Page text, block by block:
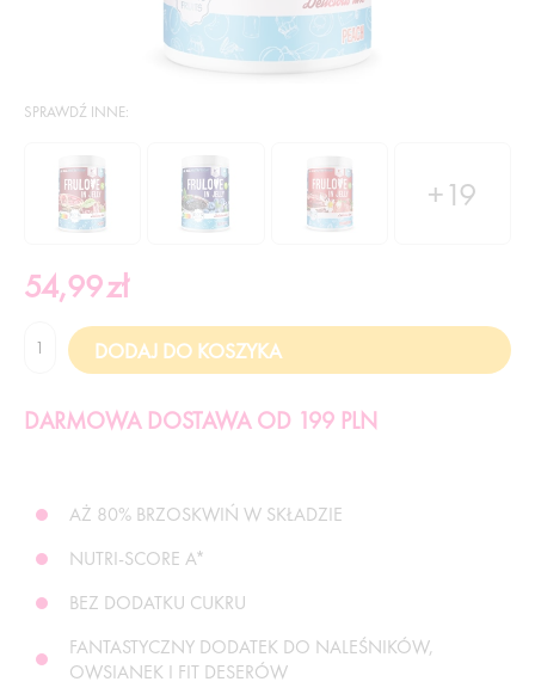
SPRAWDŹ INNE:
+19
54,99zł
DARMOWA DOSTAWA OD 199 PLN
AŻ 80% BRZOSKWIŃ W SKŁADZIE
NUTRI-SCORE A*
BEZ DODATKU CUKRU
FANTASTYCZNY DODATEK DO NALEŚNIKÓW,
OWSIANEK I FIT DESERÓW